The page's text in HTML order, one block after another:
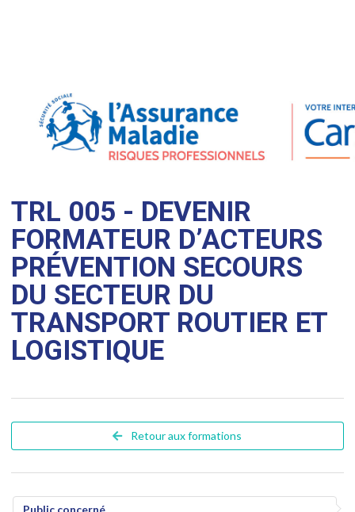
TRL 005 - DEVENIR
FORMATEUR D’ACTEURS
PRÉVENTION SECOURS
DU SECTEUR DU
TRANSPORT ROUTIER ET
LOGISTIQUE
Retour aux formations
Public concerné